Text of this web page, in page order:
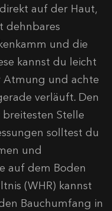
auf der Haut,
dehnbares
und die
kannst du leicht
Atmung und achte
verläuft. Den
Stelle
solltest du
und
auf dem Boden
(WHR) kannst
Bauchumfang in